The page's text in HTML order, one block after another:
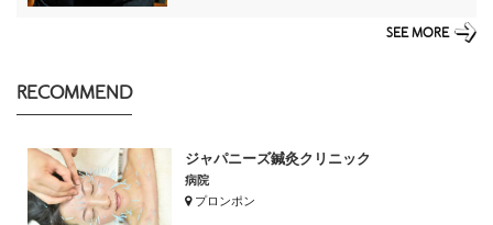
SEE MORE
RECOMMEND
ジャパニーズ鍼灸クリニック
病院
プロンポン